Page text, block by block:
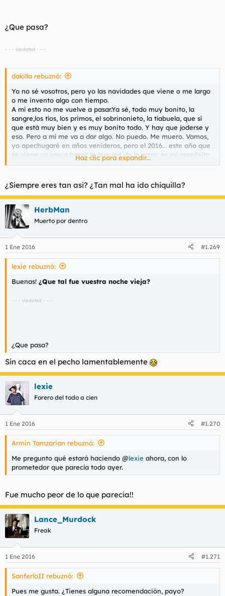
¿Que pasa?
- - - Updated - - -
dakilla rebuznó:
Yo no sé vosotros, pero yo las navidades que viene o me largo
o me invento algo con tiempo.
A mí esto no me vuelve a pasar.Ya sé, todo muy bonito, la
sangre,los tíos, los primos, el sobrinonieto, la tíabuela, que sí
que está muy bien y es muy bonito todo. Y hay que joderse y
eso. Pero a mí me va a dar algo. No puedo. Me muero. Vamos,
yo apechugaré en años venideros, pero el 2016... este año que
se viene yo voy a hacer lo que me de la gana, es mi propósito,
y no paso por el suplicio, al menos este año. LO JURO.
Haz clic para expandir...
¿Siempre eres tan asi? ¿Tan mal ha ido chiquilla?
HerbMan
Muerto por dentro
1 Ene 2016 #1.269
lexie rebuznó:
Buenas! ¿Que tal fue vuestra noche vieja?
- - - Updated - - -
¿Que pasa?
Sin caca en el pecho lamentablemente
lexie
Forero del todo a cien
1 Ene 2016 #1.270
Armin Tamzarian rebuznó:
Me pregunto qué estará haciendo @lexie ahora, con lo
prometedor que parecía todo ayer.
Fue mucho peor de lo que parecia!!
Lance_Murdock
Freak
1 Ene 2016 #1.271
SanferloII rebuznó:
Pues me gusta. ¿Tienes alguna recomendación, payo?